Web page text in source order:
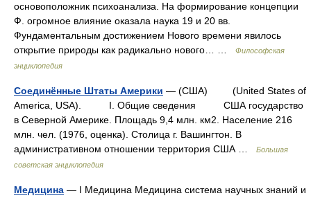
основоположник психоанализа. На формирование концепции
Ф. огромное влияние оказала наука 19 и 20 вв.
Фундаментальным достижением Нового времени явилось
открытие природы как радикально нового… …
Философская
энциклопедия
Соединённые Штаты Америки — (США) (United States of
America, USA). I. Общие сведения США государство
в Северной Америке. Площадь 9,4 млн. км2. Население 216
млн. чел. (1976, оценка). Столица г. Вашингтон. В
административном отношении территория США …
Большая
советская энциклопедия
Медицина — I Медицина Медицина система научных знаний и